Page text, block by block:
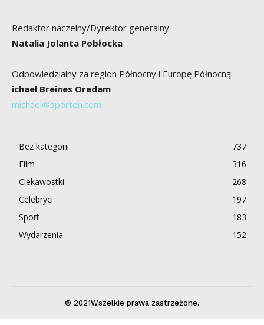
Redaktor naczelny/Dyrektor generalny:
Natalia Jolanta Pobłocka
Odpowiedzialny za region Północny i Europę Północną:
ichael Breines Oredam
michael@sporten.com
Bez kategorii
737
Film
316
Ciekawostki
268
Celebryci
197
Sport
183
Wydarzenia
152
© 2021Wszelkie prawa zastrzeżone.